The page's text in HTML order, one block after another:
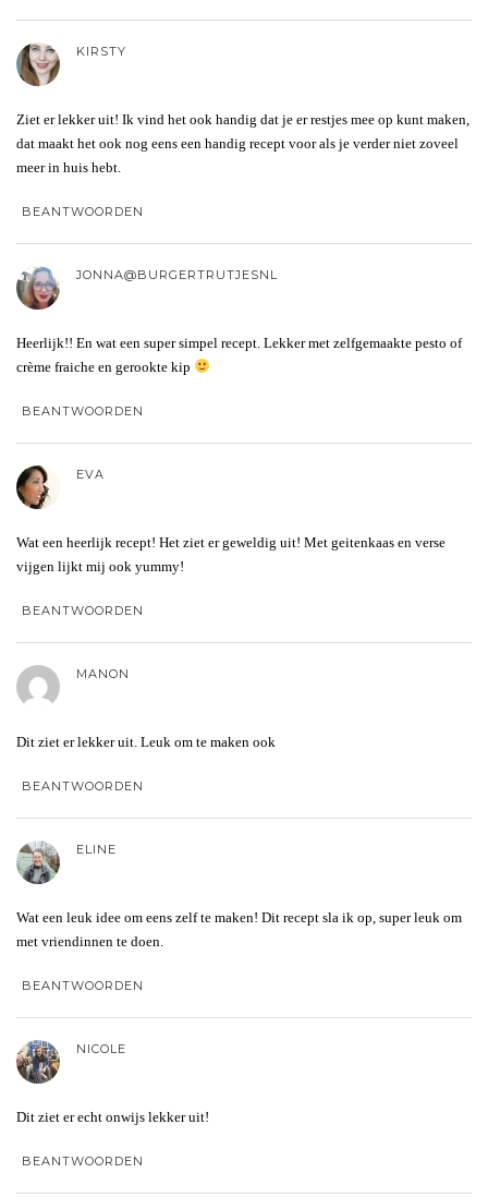
KIRSTY
Ziet er lekker uit! Ik vind het ook handig dat je er restjes mee op kunt maken,
dat maakt het ook nog eens een handig recept voor als je verder niet zoveel
meer in huis hebt.
BEANTWOORDEN
JONNA@BURGERTRUTJESNL
Heerlijk!! En wat een super simpel recept. Lekker met zelfgemaakte pesto of
crème fraiche en gerookte kip
BEANTWOORDEN
EVA
Wat een heerlijk recept! Het ziet er geweldig uit! Met geitenkaas en verse
vijgen lijkt mij ook yummy!
BEANTWOORDEN
MANON
Dit ziet er lekker uit. Leuk om te maken ook
BEANTWOORDEN
ELINE
Wat een leuk idee om eens zelf te maken! Dit recept sla ik op, super leuk om
met vriendinnen te doen.
BEANTWOORDEN
NICOLE
Dit ziet er echt onwijs lekker uit!
BEANTWOORDEN